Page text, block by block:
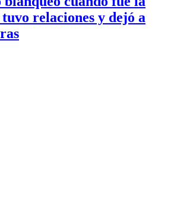
relaciones y dejó a